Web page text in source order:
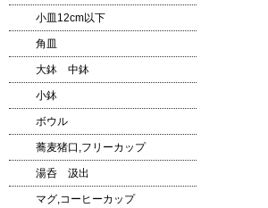
小皿12cm以下
角皿
大鉢 中鉢
小鉢
ボウル
蕎麦猪口,フリーカップ
湯呑 汲出
マグ,コーヒーカップ